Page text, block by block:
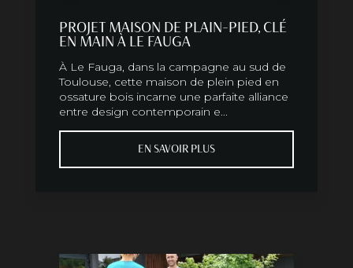
PROJET MAISON DE PLAIN-PIED, CLÉ
EN MAIN À LE FAUGA
À Le Fauga, dans la campagne au sud de
Toulouse, cette maison de plein pied en
ossature bois incarne une parfaite alliance
entre design contemporain e...
EN SAVOIR PLUS